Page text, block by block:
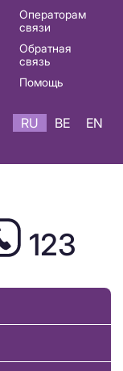
Операторам
связи
Обратная
связь
Помощь
RU BE EN
123